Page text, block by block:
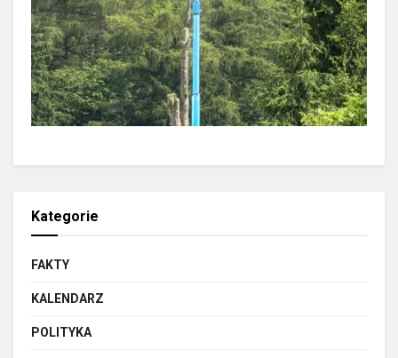
Kategorie
FAKTY
KALENDARZ
POLITYKA